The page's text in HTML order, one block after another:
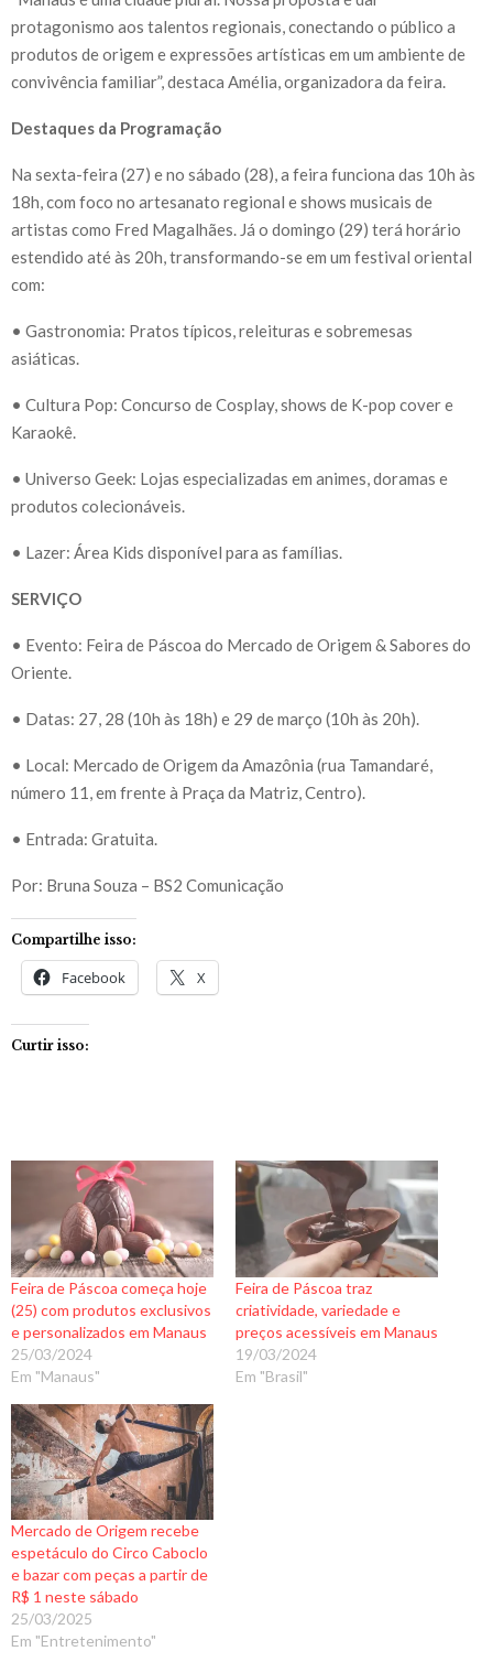
protagonismo aos talentos regionais, conectando o público a
produtos de origem e expressões artísticas em um ambiente de
convivência familiar”, destaca Amélia, organizadora da feira.
Destaques da Programação
Na sexta-feira (27) e no sábado (28), a feira funciona das 10h às
18h, com foco no artesanato regional e shows musicais de
artistas como Fred Magalhães. Já o domingo (29) terá horário
estendido até às 20h, transformando-se em um festival oriental
com:
• Gastronomia: Pratos típicos, releituras e sobremesas
asiáticas.
• Cultura Pop: Concurso de Cosplay, shows de K-pop cover e
Karaokê.
• Universo Geek: Lojas especializadas em animes, doramas e
produtos colecionáveis.
• Lazer: Área Kids disponível para as famílias.
SERVIÇO
• Evento: Feira de Páscoa do Mercado de Origem & Sabores do
Oriente.
• Datas: 27, 28 (10h às 18h) e 29 de março (10h às 20h).
• Local: Mercado de Origem da Amazônia (rua Tamandaré,
número 11, em frente à Praça da Matriz, Centro).
• Entrada: Gratuita.
Por: Bruna Souza – BS2 Comunicação
Compartilhe isso:
Facebook X
Curtir isso:
Feira de Páscoa começa hoje
(25) com produtos exclusivos
e personalizados em Manaus
25/03/2024
Em "Manaus"
Feira de Páscoa traz
criatividade, variedade e
preços acessíveis em Manaus
19/03/2024
Em "Brasil"
Mercado de Origem recebe
espetáculo do Circo Caboclo
e bazar com peças a partir de
R$ 1 neste sábado
25/03/2025
Em "Entretenimento"